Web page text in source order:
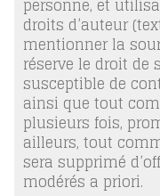
personne, et
droits d’auteur
mentionner la
réserve le droit
susceptible de
ainsi que tout
plusieurs fois,
ailleurs, tout
sera supprimé
modérés a priori.